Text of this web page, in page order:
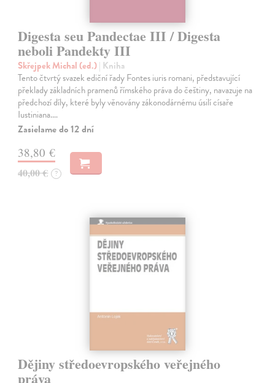
Digesta seu Pandectae III / Digesta
neboli Pandekty III
Skřejpek Michal (ed.)| Kniha
Tento čtvrtý svazek ediční řady Fontes iuris romani, představující
překlady základních pramenů římského práva do češtiny, navazuje na
předchozí díly, které byly věnovány zákonodárnému úsilí císaře
Iustiniana.…
Zasielame do 12 dní
38,80 €
40,00 € ?
Dějiny středoevropského veřejného
práva